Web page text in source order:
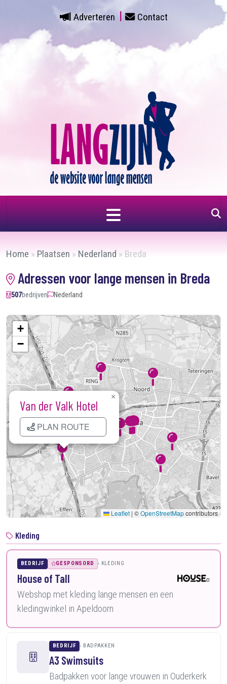
Adverteren Contact
Home » Plaatsen » Nederland » Breda
Adressen voor lange mensen in Breda
507bedrijven Nederland
Kaart laden...
Van der Valk Hotel
PLAN ROUTE
×
+
−
Leaflet | ©OpenStreetMapcontributors
Kleding
BEDRIJF GESPONSORD KLEDING
House of Tall
Webshop met kleding lange mensen en een
kledingwinkel in Apeldoorn
BEDRIJF BADPAKKEN
A3 Swimsuits
Badpakken voor lange vrouwen in Ouderkerk